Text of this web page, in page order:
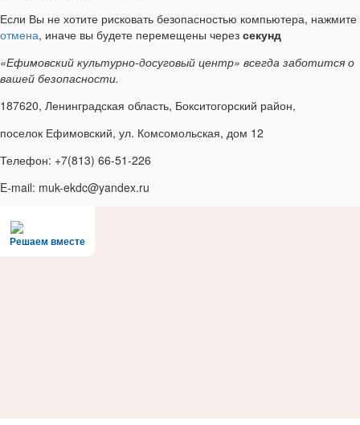
Если Вы не хотите рисковать безопасностью компьютера, нажмите
отмена, иначе вы будете перемещены через секунд
«Ефимовский культурно-досуговый центр» всегда заботится о
вашей безопасности.
187620, Ленинградская область, Бокситогорский район,
поселок Ефимовский, ул. Комсомольская, дом 12
Телефон: +7(813) 66-51-226
E-mail: muk-ekdc@yandex.ru
Решаем вместе